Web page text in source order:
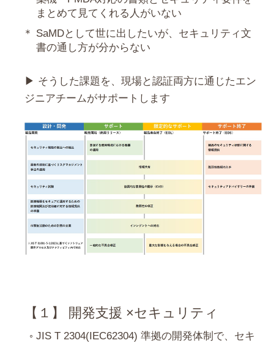
まとめて見てくれる人がいない
SaMDとして世に出したいが、セキュリティ文
書の通し方が分からない
▶ そうした課題を、現場と認証両方に通じたエン
ジニアチームがサポートします
【１】 開発支援 ×セキュリティ
JIS T 2304(IEC62304) 準拠の開発体制で、セキ